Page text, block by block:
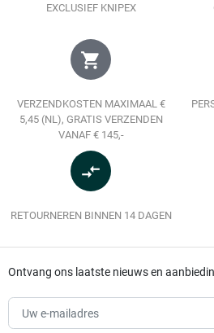
EXCLUSIEF KNIPEX
shopping_cart
VERZENDKOSTEN MAXIMAAL €
5,45 (NL), GRATIS VERZENDEN
VANAF € 145,-
compare_arrows
RETOURNEREN BINNEN 14 DAGEN
Ontvang ons laatste nieuws en